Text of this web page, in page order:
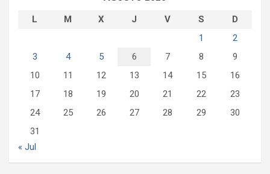
L
M X J V S
D
1
2
3
4 5 6 7 8
9
10
11 12 13 14 15
16
17
18 19 20 21 22
23
24
25 26 27 28 29
30
31
« Jul